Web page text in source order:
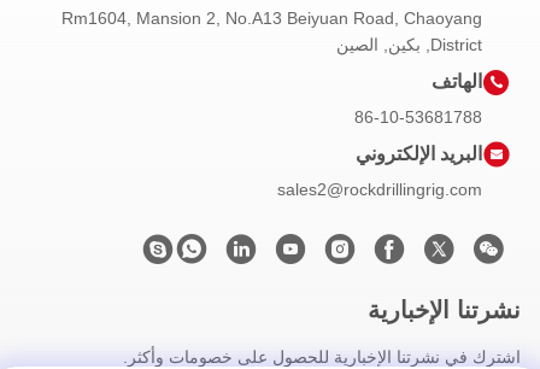
Rm1604, Mansion 2, No.A13 Beiyuan Road, Chaoyang
District, بكين, الصين
الهاتف
86-10-53681788
البريد الإلكتروني
sales2@rockdrillingrig.com
نشرتنا الإخبارية
اشترك في نشرتنا الإخبارية للحصول على خصومات وأكثر.